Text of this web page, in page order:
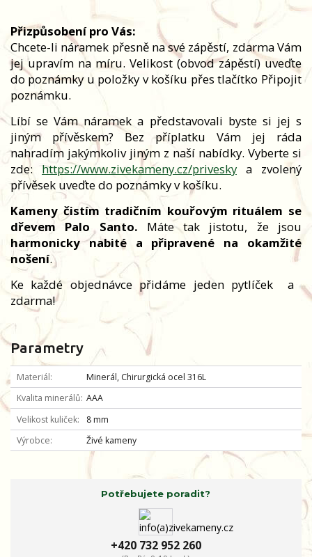
Přizpůsobení pro Vás:
Chcete-li náramek přesně na své zápěstí, zdarma Vám
jej upravím na míru. Velikost (obvod zápěstí) uveďte
do poznámky u položky v košíku přes tlačítko Připojit
poznámku.
Líbí se Vám náramek a představovali byste si jej s
jiným přívěskem? Bez příplatku Vám jej ráda
nahradím jakýmkoliv jiným z naší nabídky. Vyberte si
zde: https://www.zivekameny.cz/priveskya zvolený
přívěsek uveďte do poznámky v košíku.
Kameny čistím tradičním kouřovým rituálem se
dřevem Palo Santo. Máte tak jistotu, že jsou
harmonicky nabité a připravené na okamžité
nošení.
Ke každé objednávce přidáme jeden pytlíček
a
zdarma!
Parametry
Materiál
Minerál, Chirurgická ocel 316L
Kvalita minerálů AAA
Velikost kuliček
8 mm
Výrobce
Živé kameny
Potřebujete poradit?
+420 732 952 260